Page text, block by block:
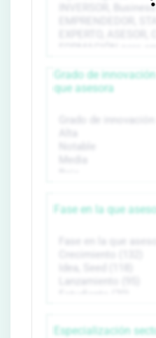
Grado de
que asesora
Fase en la que
Especialización